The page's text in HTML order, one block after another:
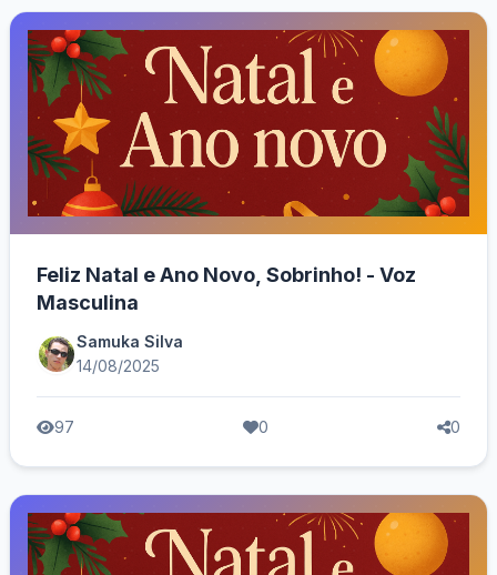
Feliz Natal e Ano Novo, Sobrinho! - Voz
Masculina
Samuka Silva
14/08/2025
97 0 0